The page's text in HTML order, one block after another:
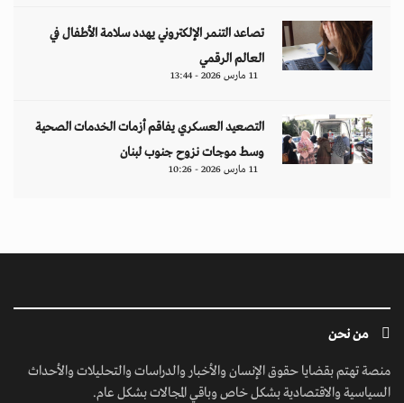
تصاعد التنمر الإلكتروني يهدد سلامة الأطفال في
العالم الرقمي
11 مارس 2026 - 13:44
التصعيد العسكري يفاقم أزمات الخدمات الصحية
وسط موجات نزوح جنوب لبنان
11 مارس 2026 - 10:26
من نحن
منصة تهتم بقضايا حقوق الإنسان والأخبار والدراسات والتحليلات والأحداث
السياسية والاقتصادية بشكل خاص وباقي المجالات بشكل عام.